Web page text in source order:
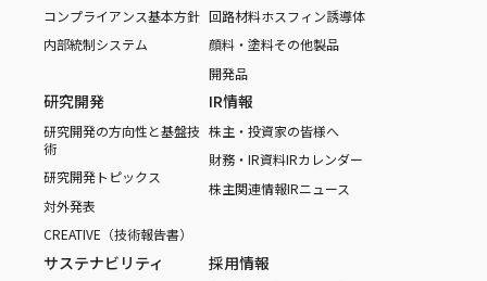
コンプライアンス基本方針
内部統制システム
回路材料ホスフィン誘導体
顔料・塗料その他製品
開発品
研究開発
研究開発の方向性と基盤技
術
研究開発トピックス
対外発表
CREATIVE（技術報告書）
IR情報
株主・投資家の皆様へ
財務・IR資料IRカレンダー
株主関連情報IRニュース
サステナビリティ 採用情報